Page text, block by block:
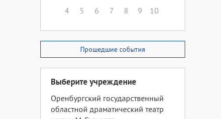
4
5 6 7 8 9 10
Прошедшие события
Выберите учреждение
Оренбургский государственный
областной драматический театр